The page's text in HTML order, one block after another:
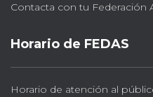
Contacta con tu Federación
Horario de FEDAS
Horario de atención al